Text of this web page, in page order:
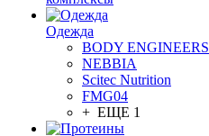
Одежда
BODY ENGINEERS
NEBBIA
Scitec Nutrition
FMG04
+ ЕЩЕ 1